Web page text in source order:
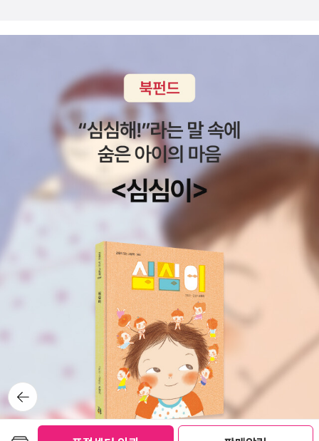
는 못했지만, 나와 나의 보물들에게도 깨달음을 안겨주며 고민을 해
결한다.​아이들이 호기심을 가지고 흥미롭게 빠져들 수 있는 이야기로
아이들이 꼭 기억했으면 하는 깨달음을 명료하게 잘 전달해 주는 좋
은 책이다.책을 덮은 후 큰 보물이 하고 싶은 말이 참 많았다.보물과
이런저런 이야기를 나누며 참 행복했다.우리 큰 보물이 책이 전해준
메시지를 통해 스스로 하고 싶은 이야기들을 술술 하고 있는 모습을
보고 있자니 감회가 새로웠다고나 할까.비슷한 듯 다르지만 유명한
'너는 특별하단다' 이야기도 떠오르게 했다. 학교 입학 전후 즈음의 아
이들과 꼭 한 번은 읽으면 좋은 책이라고 생각된다.​다 읽은 책의 그림
들을 다시 살피며 큰 보물이 재잘거린다.그 색깔 비닐 같은 그걸로 만
든 것 같은 느낌이에요.색이 많지는 않은데, 느낌은 색이 많은 것 같아
요.색이 느낌을 표현한 것 같아요.빨강은 커다란 느낌, 검은색은 관심
없는 느낌, 노랑은 환한 빛.내가 큰 보물의 이야기들에 추임새를 넣고
있자니,작은 보물도 골리앗을 가리키며 한 마디 한다.'공룡 같아.' 음...
그래, 우리 작은 보물은 언제나 '공룡'이지. ​[출판사로부터 도서 협찬
을 받았고 본인의 주관적인 견해에 의하여 작성함]
뒤로가
기